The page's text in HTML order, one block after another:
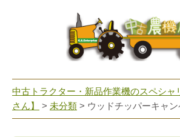
navigation
中古トラクター・新品作業機のスペシャ
さん】
> 未分類 > ウッドチッパーキャン